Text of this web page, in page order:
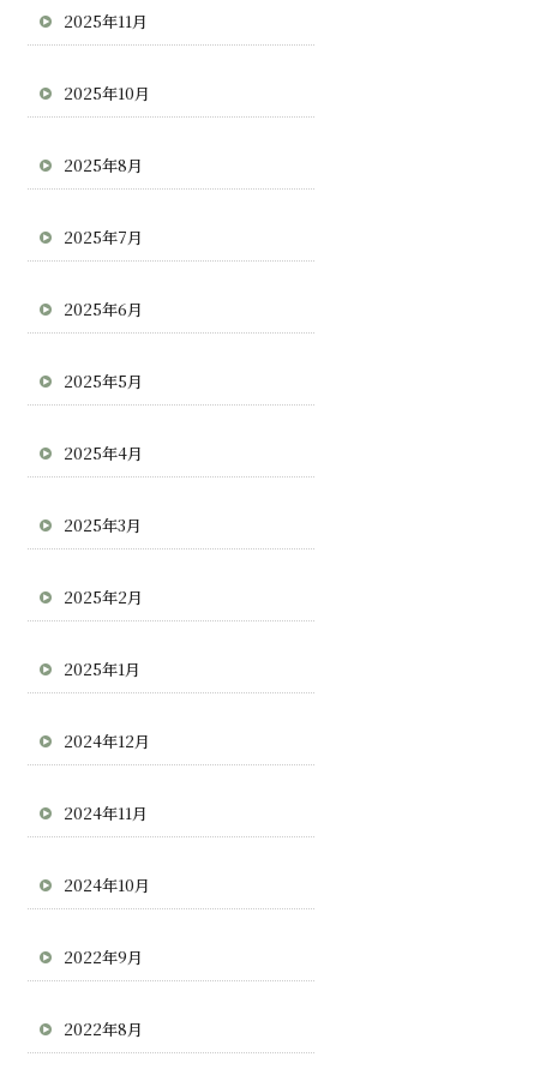
2025年11月
2025年10月
2025年8月
2025年7月
2025年6月
2025年5月
2025年4月
2025年3月
2025年2月
2025年1月
2024年12月
2024年11月
2024年10月
2022年9月
2022年8月